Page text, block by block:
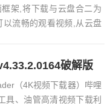
架,将下载与云盘合二为
以流畅的观看视频,从云盘
将【下载】与【云盘】...
破解版
（4K视频下载器）哔哩
具、油管高清视频下载利